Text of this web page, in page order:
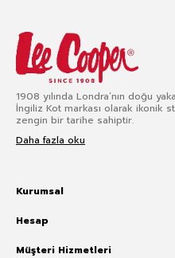
1908 yılında Londra’nın doğu
İngiliz Kot markası olarak ikonik
zengin bir tarihe sahiptir.
Daha fazla oku
Kurumsal
Hesap
Müşteri Hizmetleri